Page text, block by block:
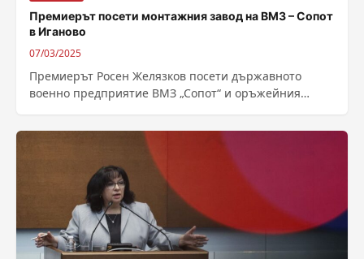
Премиерът посети монтажния завод на ВМЗ – Сопот
в Иганово
07/03/2025
Премиерът Росен Желязков посети държавното
военно предприятие ВМЗ „Сопот“ и оръжейния
развитието на...